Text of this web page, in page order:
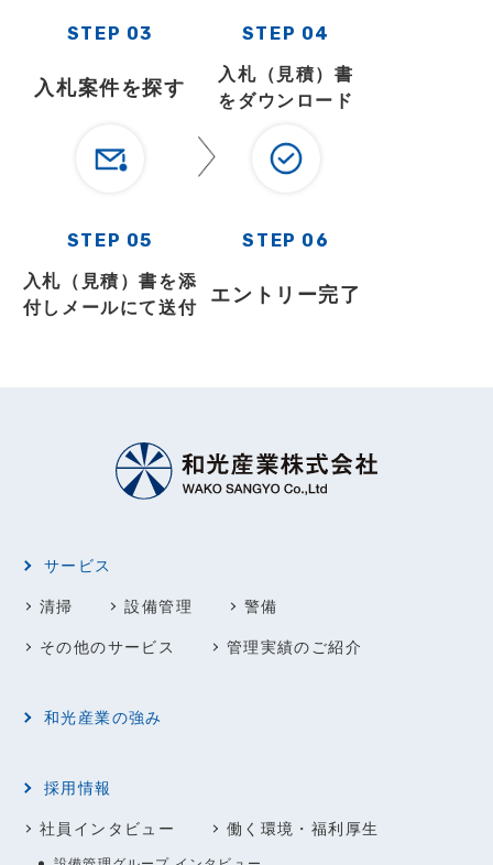
STEP 03
入札案件を探す
STEP 04
入札（見積）書
をダウンロード
STEP 05
入札（見積）書を添
付しメールにて送付
STEP 06
エントリー完了
サービス
清掃 設備管理 警備
その他のサービス 管理実績のご紹介
和光産業の強み
採用情報
社員インタビュー 働く環境・福利厚生